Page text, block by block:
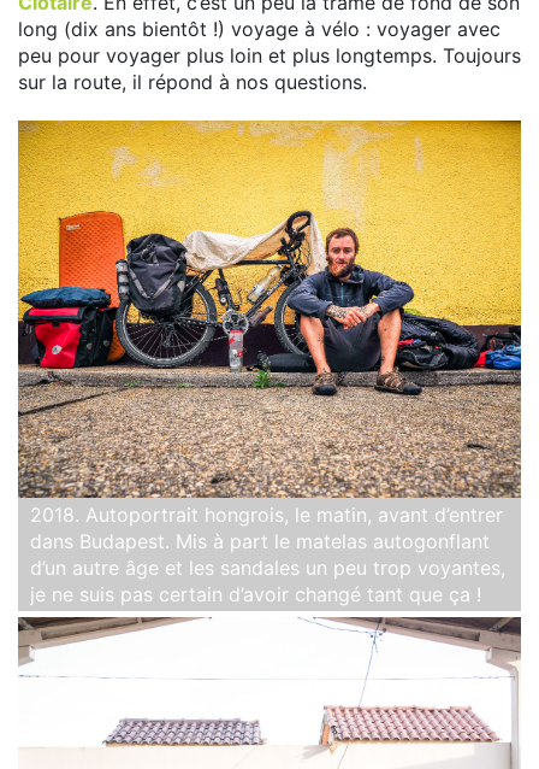
long (dix ans bientôt !) voyage à vélo : voyager avec
peu pour voyager plus loin et plus longtemps. Toujours
sur la route, il répond à nos questions.
2018. Autoportrait hongrois, le matin, avant d’entrer
dans Budapest. Mis à part le matelas autogonflant
d’un autre âge et les sandales un peu trop voyantes,
je ne suis pas certain d’avoir changé tant que ça !